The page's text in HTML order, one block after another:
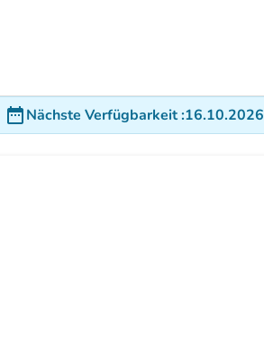
date_rangeNächste Verfügbarkeit:16.10.2026